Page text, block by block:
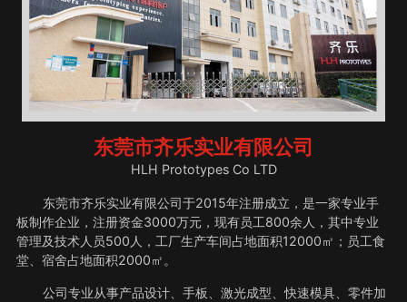
东莞市齐乐实业有限公司
HLH Prototypes Co LTD
东莞市齐乐实业有限公司于2015年注册成立，是一家专业手
板制作企业，注册资金3000万元，现有员工800余人，其中专业
管理及技术人员500人，工厂生产车间占地面积12000㎡；员工食
堂、宿舍占地面积2000㎡。
公司专业从事产品设计、手板、激光成型、快速模具、零件加